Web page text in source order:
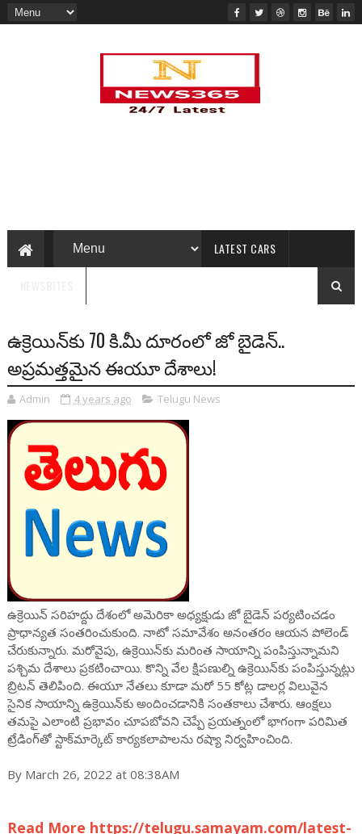
LATEST CARS
ఉక్రెయిన్‌కు 70 కి.మీ దూరంలో జో బైడెన్..
అప్రమత్తమైన ఈయూ దేశాలు!
Admin 4 years ago Telugu News
ఉక్రెయిన్‌ సరిహద్దు దేశంలో అమెరికా అధ్యక్షుడు జో బైడెన్ పర్యటించడం
ప్రాధాన్యత సంతరించుకుంది. నాటో సమావేశం అనంతరం ఆయన పోలెండ్
చేరుకున్నారు. మరోవైపు, ఉక్రెయిన్‌కు మరింత సాయాన్ని పంపిస్తున్నామని
పశ్చిమ దేశాలు ప్రకటించాయి. కొన్ని వేల క్షిపణుల్ని ఉక్రెయిన్‌కు పంపిస్తున్నట్లు
బ్రిటన్‌ తెలిపింది. ఈయూ నేతలు కూడా మరో 55 కోట్ల డాలర్ల విలువైన
సైనిక సాయాన్ని ఉక్రెయిన్‌కు అందించడానికి సంతకాలు చేశారు. ఆంక్షలు
తమపై ఎలాంటి ప్రభావం చూపబోవని చెప్పే ప్రయత్నంలో భాగంగా పరిమిత
ట్రేడింగ్‌తో స్టాక్‌మార్కెట్‌ కార్యకలాపాలను రష్యా నిర్వహించింది.
By March 26, 2022 at 08:38AM
Read More https://telugu.samayam.com/latest-